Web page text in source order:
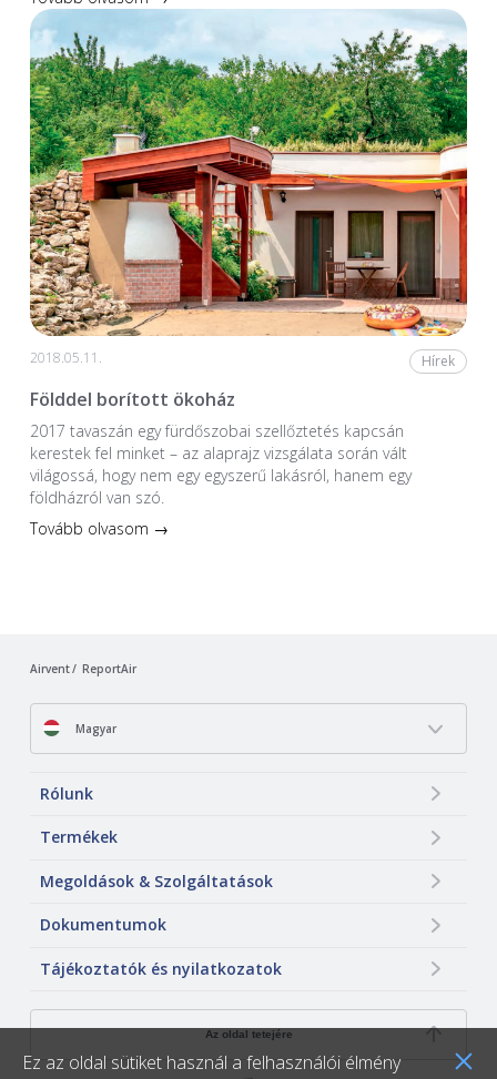
2018.05.11. Hírek
Földdel borított ökoház
2017 tavaszán egy fürdőszobai szellőztetés kapcsán
kerestek fel minket – az alaprajz vizsgálata során vált
világossá, hogy nem egy egyszerű lakásról, hanem egy
földházról van szó.
Tovább olvasom →
Ez az oldal sütiket használ a felhasználói élmény
Airvent ReportAir
Magyar
Rólunk
Termékek
Megoldások & Szolgáltatások
Dokumentumok
Tájékoztatók és nyilatkozatok
Az oldal tetejére